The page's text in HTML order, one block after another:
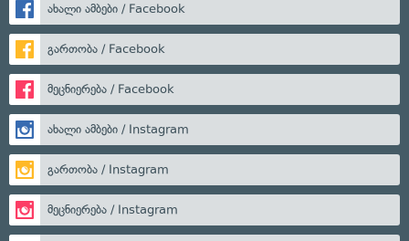
ახალი ამბები / Facebook
გართობა / Facebook
მეცნიერება / Facebook
ახალი ამბები / Instagram
გართობა / Instagram
მეცნიერება / Instagram